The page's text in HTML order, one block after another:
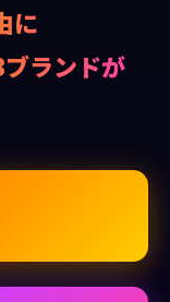
に
ランドが